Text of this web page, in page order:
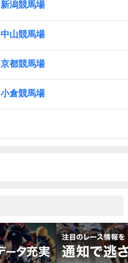
新潟競馬場
中山競馬場
京都競馬場
小倉競馬場